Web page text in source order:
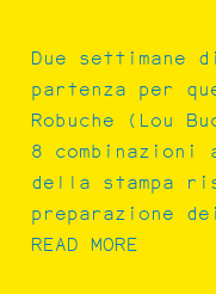
Due settimane
partenza per
Robuche (Lou
8
della stampa
preparazione
READ MORE